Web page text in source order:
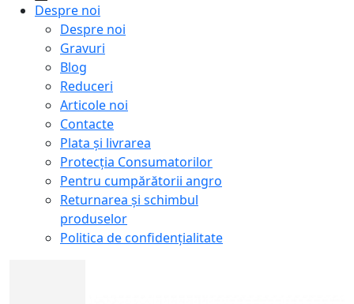
Despre noi
Despre noi
Gravuri
Blog
Reduceri
Articole noi
Contacte
Plata și livrarea
Protecţia Consumatorilor
Pentru cumpărătorii angro
Returnarea și schimbul
produselor
Politica de confidențialitate